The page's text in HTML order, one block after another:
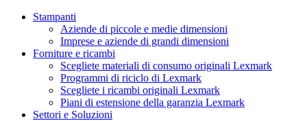
Stampanti
Aziende di piccole e medie dimensioni
Imprese e aziende di grandi dimensioni
Forniture e ricambi
Scegliete materiali di consumo originali Lexmark
Programmi di riciclo di Lexmark
Scegliete i ricambi originali Lexmark
Piani di estensione della garanzia Lexmark
Settori e Soluzioni